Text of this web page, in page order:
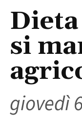
si
giovedì